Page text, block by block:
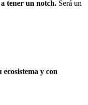
tener un notch. Será un
y con